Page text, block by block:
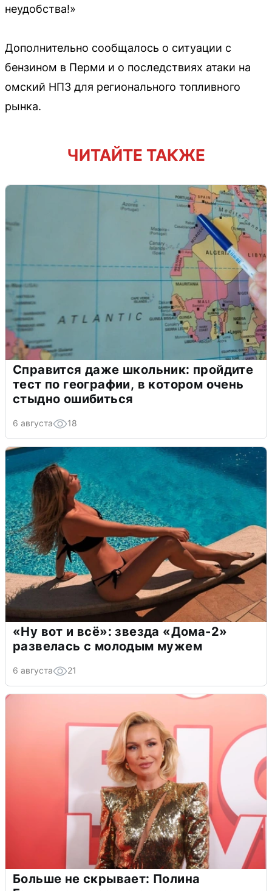
неудобства!»
Дополнительно сообщалось о ситуации с
бензином в Перми и о последствиях атаки на
омский НПЗ для регионального топливного
рынка.
ЧИТАЙТЕ ТАКЖЕ
Справится даже школьник: пройдите
тест по географии, в котором очень
стыдно ошибиться
6 августа 18
«Ну вот и всё»: звезда «Дома-2»
развелась с молодым мужем
6 августа 21
Больше не скрывает: Полина